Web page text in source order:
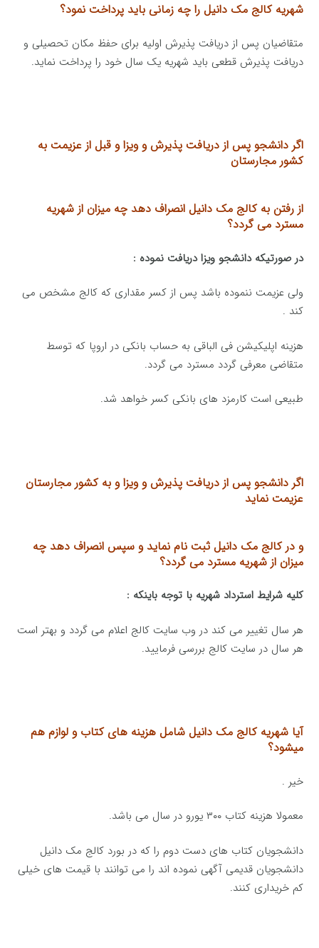
شهریه کالج مک دانیل را چه زمانی باید پرداخت نمود؟
متقاضیان پس از دریافت پذیرش اولیه برای حفظ مکان تحصیلی و
دریافت پذیرش قطعی باید شهریه یک سال خود را پرداخت نماید.
اگر دانشجو پس از دریافت پذیرش و ویزا و قبل از عزیمت به
کشور مجارستان
از رفتن به کالجمک دانیل انصراف دهد چه میزان ازشهریه
مسترد می گردد؟
در صورتیکه دانشجو ویزا دریافت نموده :
ولی عزیمت ننموده باشد پس از کسر مقداری که کالج مشخص می
کند .
هزینه اپلیکیشن فی الباقی به حساب بانکی در اروپا که توسط
متقاضی معرفی گردد مسترد می گردد.
طبیعی است کارمزد های بانکی کسر خواهد شد.
اگر دانشجو پس از دریافت پذیرش و ویزا و به کشور مجارستان
عزیمت نماید
و در کالج مک دانیل ثبت نامنماید و سپس انصراف دهدچه
میزان از شهریه مسترد می گردد؟
کلیه شرایط استرداد شهریه با توجه باینکه :
هر سال تغییر می کند در وب سایت کالج اعلام می گردد و بهتر است
هر سال در سایت کالج بررسی فرمایید.
آیا شهریه کالج مک دانیل شامل هزینه های کتاب و لوازم هم
میشود؟
خیر .
معمولا هزینه کتاب ۳۰۰ یورو در سال می باشد.
دانشجویان کتاب های دست دوم را که در بورد کالج مک دانیل
دانشجویان قدیمی آگهی نموده اند را می توانند با قیمت های خیلی
کم خریداری کنند.